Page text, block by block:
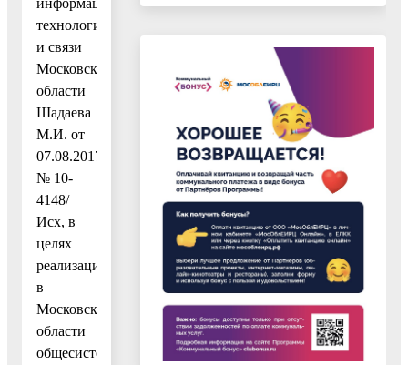
технологий
и связи
Московской
области
Шадаева
М.И. от
07.08.2017
№ 10-
4148/
Исх, в
целях
реализации
в
Московской
области
общесистемных